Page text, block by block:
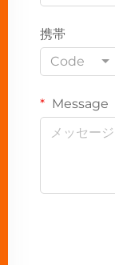
携帯
Code
Message